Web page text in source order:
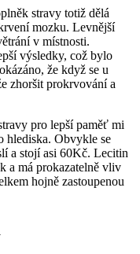
stravy totiž dělá
mozku. Levnější
v místnosti.
výsledky, což bylo
že když se u
zhoršit prokrvování a
pro lepší paměť mi
hlediska. Obvykle se
a stojí asi 60Kč. Lecitin
a má prokazatelně vliv
hojně zastoupenou